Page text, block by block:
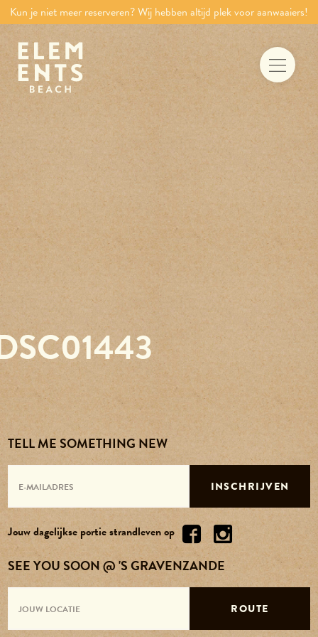
Food & drinks
Iets te vieren
Trouwen aan zee
Vergaderen
Activiteiten
Reserveren
Agenda
Contact
Over ons
Vacatures
Kun je niet meer reserveren? Wij hebben altijd plek voor aanwaaiers!
TELL ME SOMETHING NEW
INSCHRIJVEN
Jouw dagelijkse portie strandleven op
SEE YOU SOON @ 'S GRAVENZANDE
ROUTE